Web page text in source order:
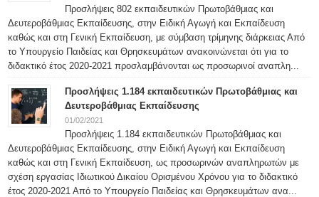
Προσλήψεις 802 εκπαιδευτικών Πρωτοβάθμιας και
Δευτεροβάθμιας Εκπαίδευσης, στην Ειδική Αγωγή και Εκπαίδευση
καθώς και στη Γενική Εκπαίδευση, με σύμβαση τρίμηνης διάρκειας Από
το Υπουργείο Παιδείας και Θρησκευμάτων ανακοινώνεται ότι για το
διδακτικό έτος 2020-2021 προσλαμβάνονται ως προσωρινοί αναπλη...
Προσλήψεις 1.184 εκπαιδευτικών Πρωτοβάθμιας και
Δευτεροβάθμιας Εκπαίδευσης
01/02/2021
Προσλήψεις 1.184 εκπαιδευτικών Πρωτοβάθμιας και
Δευτεροβάθμιας Εκπαίδευσης, στην Ειδική Αγωγή και Εκπαίδευση
καθώς και στη Γενική Εκπαίδευση, ως προσωρινών αναπληρωτών με
σχέση εργασίας Ιδιωτικού Δικαίου Ορισμένου Χρόνου για το διδακτικό
έτος 2020-2021 Από το Υπουργείο Παιδείας και Θρησκευμάτων ανα...